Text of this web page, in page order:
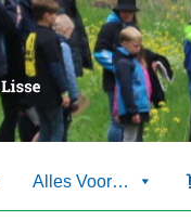
Alles Voor…